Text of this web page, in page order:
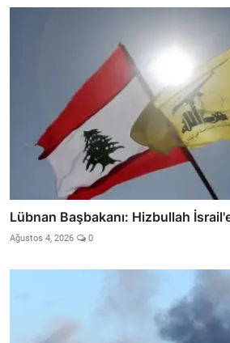
Lübnan Başbakanı: Hizbullah
Ağustos 4, 2026 0